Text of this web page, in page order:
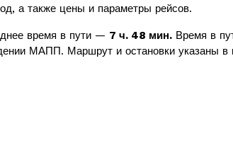
а также цены и параметры рейсов.
время в пути — 7 ч. 48 мин. Время в
МАПП. Маршрут и остановки указаны в